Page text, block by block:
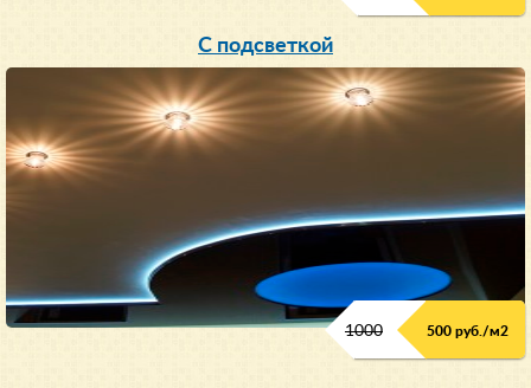
С подсветкой
1000 500 руб./м2